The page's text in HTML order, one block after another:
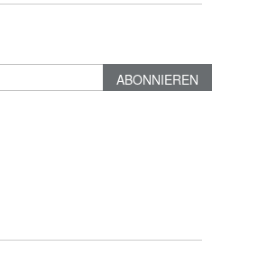
ABONNIEREN